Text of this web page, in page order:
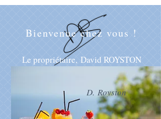
Bienvenue chez vous !
Le propriétaire, David ROYSTON
D. Royston